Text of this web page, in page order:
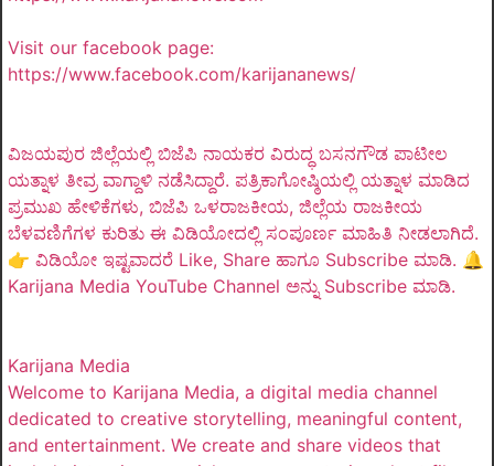
Visit our facebook page:
https://www.facebook.com/karijananews/
ವಿಜಯಪುರ ಜಿಲ್ಲೆಯಲ್ಲಿ ಬಿಜೆಪಿ ನಾಯಕರ ವಿರುದ್ಧ ಬಸನಗೌಡ ಪಾಟೀಲ
ಯತ್ನಾಳ ತೀವ್ರ ವಾಗ್ದಾಳಿ ನಡೆಸಿದ್ದಾರೆ. ಪತ್ರಿಕಾಗೋಷ್ಠಿಯಲ್ಲಿ ಯತ್ನಾಳ ಮಾಡಿದ
ಪ್ರಮುಖ ಹೇಳಿಕೆಗಳು, ಬಿಜೆಪಿ ಒಳರಾಜಕೀಯ, ಜಿಲ್ಲೆಯ ರಾಜಕೀಯ
ಬೆಳವಣಿಗೆಗಳ ಕುರಿತು ಈ ವಿಡಿಯೋದಲ್ಲಿ ಸಂಪೂರ್ಣ ಮಾಹಿತಿ ನೀಡಲಾಗಿದೆ.
👉 ವಿಡಿಯೋ ಇಷ್ಟವಾದರೆ Like, Share ಹಾಗೂ Subscribe ಮಾಡಿ. 🔔
Karijana Media YouTube Channel ಅನ್ನು Subscribe ಮಾಡಿ.
Karijana Media
Welcome to Karijana Media, a digital media channel
dedicated to creative storytelling, meaningful content,
and entertainment. We create and share videos that